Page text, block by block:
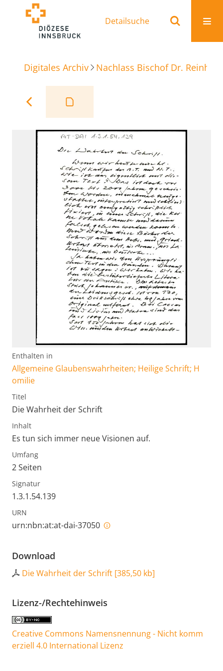
Detailsuche
Digitales Archiv Nachlass Bischof Dr.
Enthalten in
Allgemeine Glaubenswahrheiten; Heilige Schrift; H
omilie
Titel
Die Wahrheit der Schrift
Inhalt
Es tun sich immer neue Visionen auf.
Umfang
2 Seiten
Signatur
1.3.1.54.139
URN
urn:nbn:at:at-dai-37050
Download
Die Wahrheit der Schrift [385,50 kb]
Lizenz-/Rechtehinweis
Creative Commons Namensnennung - Nicht komm
erziell 4.0 International Lizenz